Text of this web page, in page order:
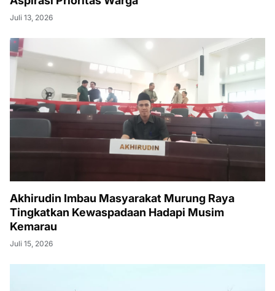
Juli 13, 2026
Akhirudin Imbau Masyarakat Murung Raya
Tingkatkan Kewaspadaan Hadapi Musim
Kemarau
Juli 15, 2026